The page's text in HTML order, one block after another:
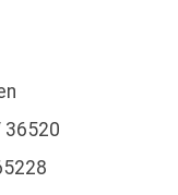
36520